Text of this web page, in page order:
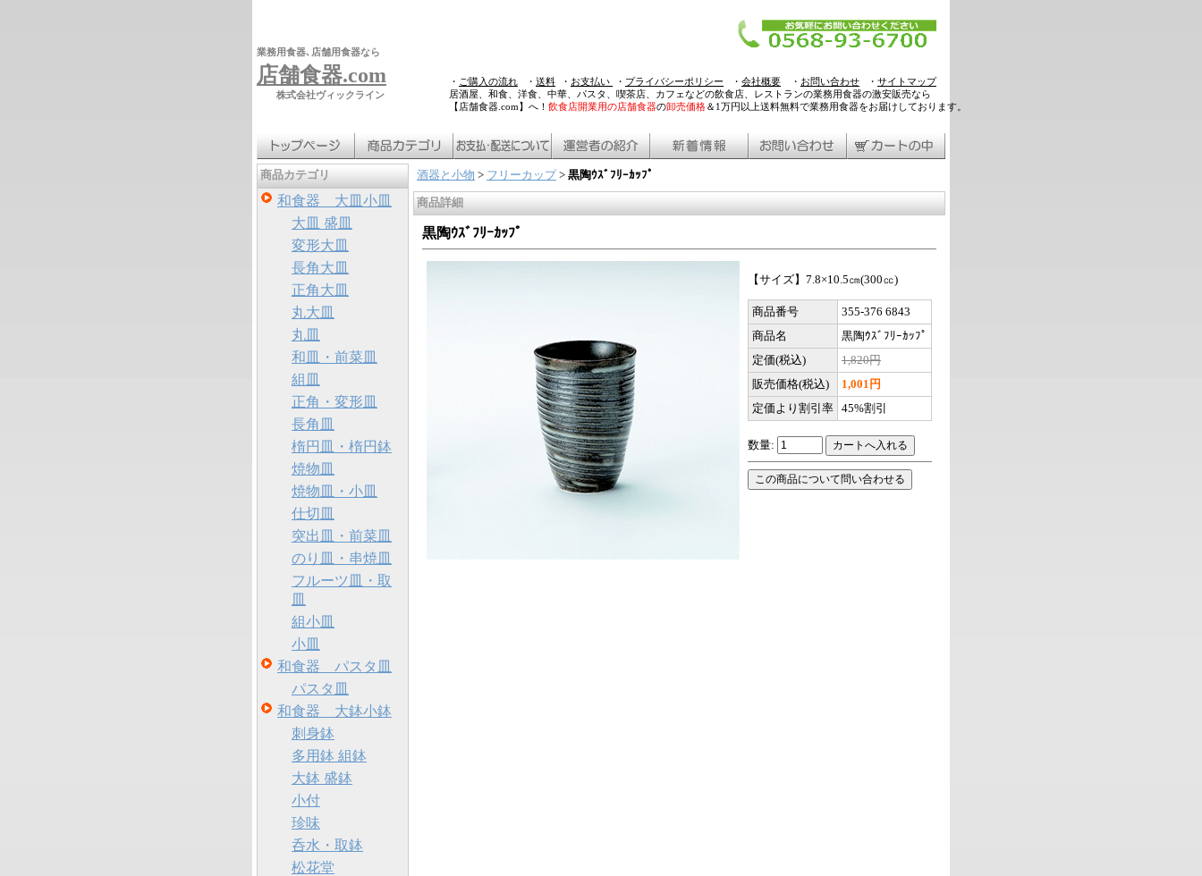
業務用食器､店舗用食器なら
店舗食器.com
株式会社ヴィックライン
・ ご購入の流れ ・ 送料 ・ お支払い ・ プライバシーポリシー ・ 会社概要 ・ お問い合わせ ・ サイトマップ
居酒屋、和食、洋食、中華、パスタ、喫茶店、カフェなどの飲食店、レストランの業務用食器の激安販売なら
【店舗食器.com】へ！ 飲食店開業用の店舗食器の卸売価格＆1万円以上送料無料で業務用食器をお届けしております。
商品カテゴリ
和食器 大皿小皿
大皿 盛皿
変形大皿
長角大皿
正角大皿
丸大皿
丸皿
和皿・前菜皿
組皿
正角・変形皿
長角皿
楕円皿・楕円鉢
焼物皿
焼物皿・小皿
仕切皿
突出皿・前菜皿
のり皿・串焼皿
フルーツ皿・取
皿
組小皿
小皿
和食器 パスタ皿
パスタ皿
和食器 大鉢小鉢
刺身鉢
多用鉢 組鉢
大鉢 盛鉢
小付
珍味
呑水・取鉢
松花堂
酒器と小物 > フリーカップ> 黒陶ｳｽﾞﾌﾘｰｶｯﾌﾟ
商品詳細
黒陶ｳｽﾞﾌﾘｰｶｯﾌﾟ
【サイズ】7.8×10.5㎝(300㏄)
商品番号
355-376 6843
商品名
黒陶ｳｽﾞﾌﾘｰｶｯﾌﾟ
定価(税込)
1,820円
販売価格(税込)
1,001円
定価より割引率 45%割引
数量: